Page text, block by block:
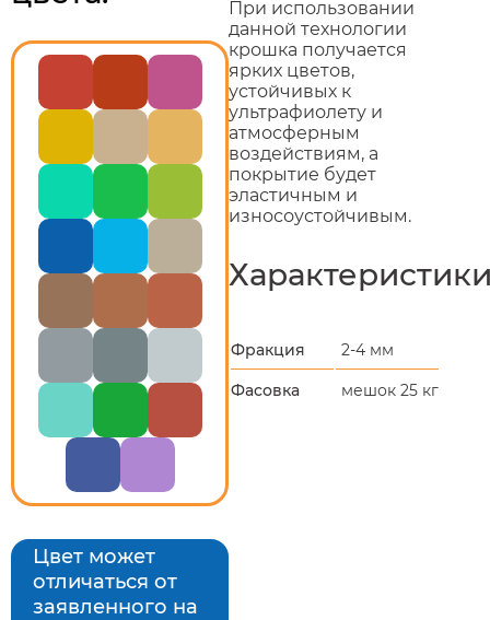
Цвет может
отличаться от
заявленного на
При использовании
данной технологии
крошка получается
ярких цветов,
устойчивых к
ультрафиолету и
атмосферным
воздействиям, а
покрытие будет
эластичным и
износоустойчивым.
Фракция 2-4 мм
Фасовка мешок 25 кг